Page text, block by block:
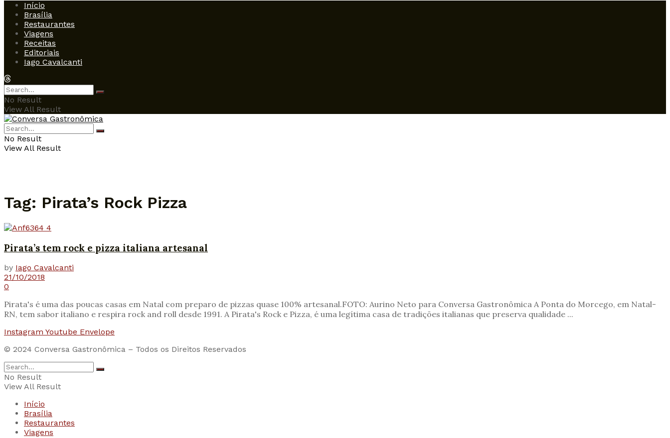
Início
Brasília
Restaurantes
Viagens
Receitas
Editoriais
Iago Cavalcanti
No Result
View All Result
No Result
View All Result
Tag: Pirata’s Rock Pizza
Pirata’s tem rock e pizza italiana artesanal
by Iago Cavalcanti
21/10/2018
0
Pirata's é uma das poucas casas em Natal com preparo de pizzas quase 100% artesanal.FOTO: Aurino Neto para Conversa Gastronômica A Ponta do Morcego, em Natal-
RN, tem sabor italiano e respira rock and roll desde 1991. A Pirata's Rock e Pizza, é uma legítima casa de tradições italianas que preserva qualidade ...
Instagram Youtube Envelope
© 2024 Conversa Gastronômica – Todos os Direitos Reservados
No Result
View All Result
Início
Brasília
Restaurantes
Viagens